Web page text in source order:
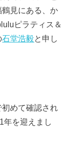
見にある、か
ピラティス＆
石堂浩毅と申し
めて確認され
年を迎えまし